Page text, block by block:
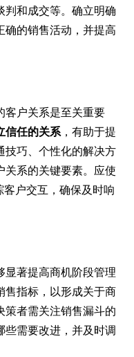
判和成交等。确立明确
确的销售活动，并提高
客户关系是至关重要
信任的关系，有助于提
技巧、个性化的解决方
关系的关键要素。应使
户交互，确保及时响
显著提高商机阶段管理
售指标，以形成关于商
策者需关注销售漏斗的
些需要改进，并及时调